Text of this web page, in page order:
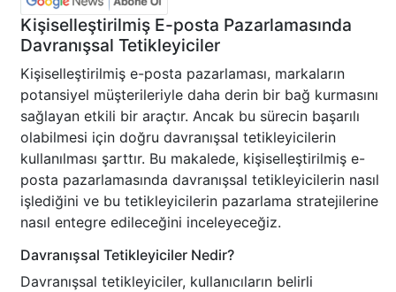
Kişiselleştirilmiş E-posta Pazarlamasında
Davranışsal Tetikleyiciler
Kişiselleştirilmiş e-posta pazarlaması, markaların
potansiyel müşterileriyle daha derin bir bağ kurmasını
sağlayan etkili bir araçtır. Ancak bu sürecin başarılı
olabilmesi için doğru davranışsal tetikleyicilerin
kullanılması şarttır. Bu makalede, kişiselleştirilmiş e-
posta pazarlamasında davranışsal tetikleyicilerin nasıl
işlediğini ve bu tetikleyicilerin pazarlama stratejilerine
nasıl entegre edileceğini inceleyeceğiz.
Davranışsal Tetikleyiciler Nedir?
Davranışsal tetikleyiciler, kullanıcıların belirli